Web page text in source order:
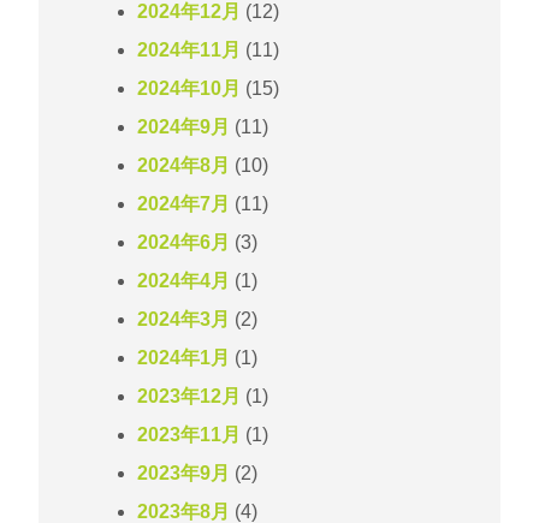
2024年12月 (12)
2024年11月 (11)
2024年10月 (15)
2024年9月 (11)
2024年8月 (10)
2024年7月 (11)
2024年6月 (3)
2024年4月 (1)
2024年3月 (2)
2024年1月 (1)
2023年12月 (1)
2023年11月 (1)
2023年9月 (2)
2023年8月 (4)